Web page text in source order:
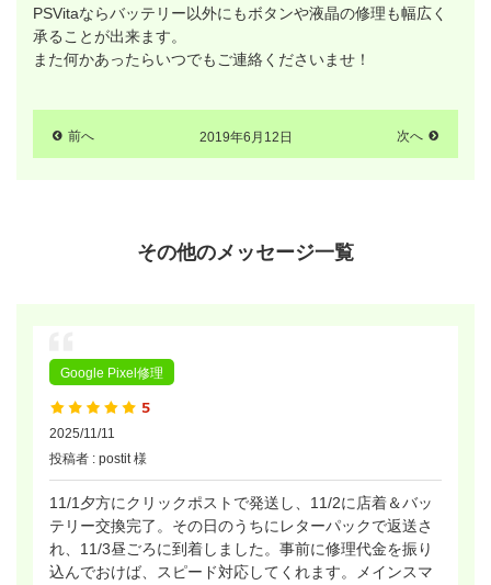
PSVitaならバッテリー以外にもボタンや液晶の修理も幅広く
承ることが出来ます。
また何かあったらいつでもご連絡くださいませ！
2019年6月12日
前へ 次へ
その他のメッセージ一覧
Google Pixel修理
2025/11/11
投稿者 : postit 様
11/1夕方にクリックポストで発送し、11/2に店着＆バッ
テリー交換完了。その日のうちにレターパックで返送さ
れ、11/3昼ごろに到着しました。事前に修理代金を振り
込んでおけば、スピード対応してくれます。メインスマ